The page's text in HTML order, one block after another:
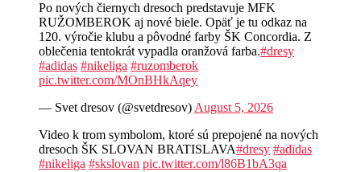
Po nových čiernych dresoch predstavuje MFK
RUŽOMBEROK aj nové biele. Opäť je tu odkaz na
120. výročie klubu a pôvodné farby ŠK Concordia. Z
oblečenia tentokrát vypadla oranžová farba.#dresy
#adidas #nikeliga #ruzomberok
pic.twitter.com/MOnBHkAqey
— Svet dresov (@svetdresov) August 5, 2026
Video k trom symbolom, ktoré sú prepojené na nových
dresoch ŠK SLOVAN BRATISLAVA#dresy #adidas
#nikeliga #skslovan pic.twitter.com/l86B1bA3qa